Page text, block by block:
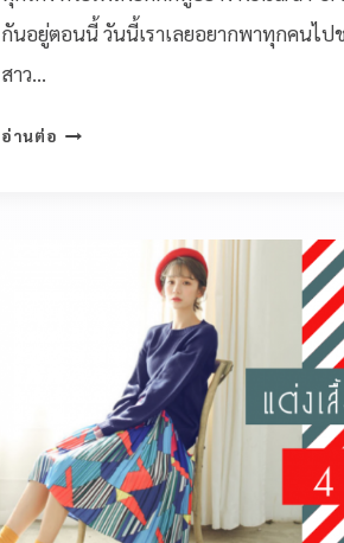
กันอยู่ตอนนี้ วันนี้เราเลยอยากพาทุกคนไ
สาว…
อ่านต่อ